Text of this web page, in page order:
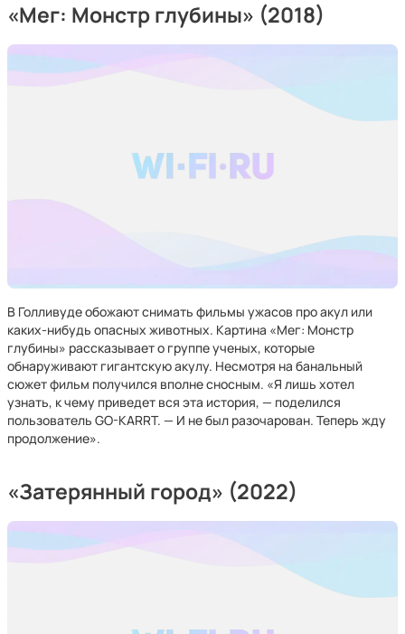
«Мег: Монстр глубины» (2018)
В Голливуде обожают снимать фильмы ужасов про акул или
каких-нибудь опасных животных. Картина «Мег: Монстр
глубины» рассказывает о группе ученых, которые
обнаруживают гигантскую акулу. Несмотря на банальный
сюжет фильм получился вполне сносным. «Я лишь хотел
узнать, к чему приведет вся эта история, — поделился
пользователь GO-KARRT. — И не был разочарован. Теперь жду
продолжение».
«Затерянный город» (2022)